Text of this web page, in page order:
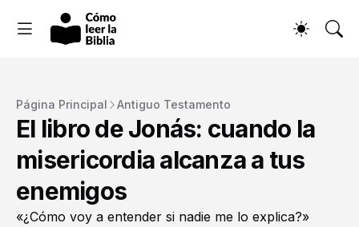
Página Principal Antiguo Testamento
El libro de Jonás: cuando la
misericordia alcanza a tus
enemigos
«¿Cómo voy a entender si nadie me lo explica?»